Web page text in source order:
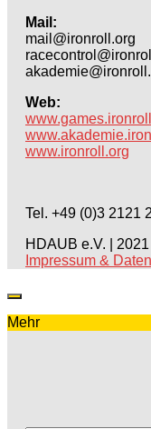
Mail:
mail@ironroll.org
Web:
www.ironroll.org
Tel. +49 (0)3 2121
HDAUB e.V. | 2021
Impressum &
Mehr